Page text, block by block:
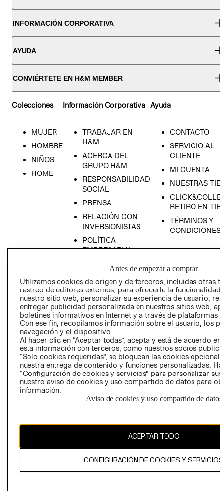
INFORMACIÓN CORPORATIVA
AYUDA
CONVIÉRTETE EN H&M MEMBER
Colecciones
MUJER
HOMBRE
NIÑOS
HOME
Información Corporativa
TRABAJAR EN
H&M
ACERCA DEL
GRUPO H&M
RESPONSABILIDAD
SOCIAL
PRENSA
RELACIÓN CON
INVERSIONISTAS
POLÍTICA
EMPRESARIAL
Ayuda
CONTACTO
SERVICIO AL
CLIENTE
MI CUENTA
NUESTRAS
RETIRO EN
TÉRMINOS Y
CONDICIONES
AVISO DE
PRIVACIDAD
GIFT CARD
El contenido de esta página web está protegido por copyright y es
propiedad de H&M Hennes & Mauritz AB
Antes de empezar a comprar
Utilizamos cookies de origen y de terceros, incluidas otras
rastreo de editores externos, para ofrecerle la
nuestro sitio web, personalizar su experiencia de usuario,
entregar publicidad personalizada en nuestros sitios web,
boletines informativos en Internet y a través de plataformas
Con ese fin, recopilamos información sobre el usuario, los
navegación y el dispositivo.
Al hacer clic en “Aceptar todas”, acepta y está de acuerdo
esta información con terceros, como nuestros socios
“Solo cookies requeridas”, se bloquean las cookies
nuestra entrega de contenido y funciones personalizadas.
“Configuración de cookies y servicios” para personalizar
nuestro aviso de cookies y uso compartido de datos para
información.
Aviso de cookies y uso compartido de
ACEPTAR TODO
CONFIGURACIÓN DE COOKIES Y